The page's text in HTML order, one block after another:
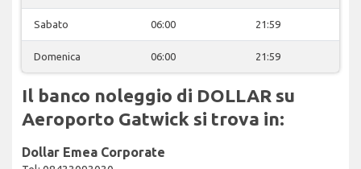
Sabato 06:00 21:59
Domenica 06:00 21:59
Il banco noleggio di DOLLAR su
Aeroporto Gatwick si trova in:
Dollar Emea Corporate